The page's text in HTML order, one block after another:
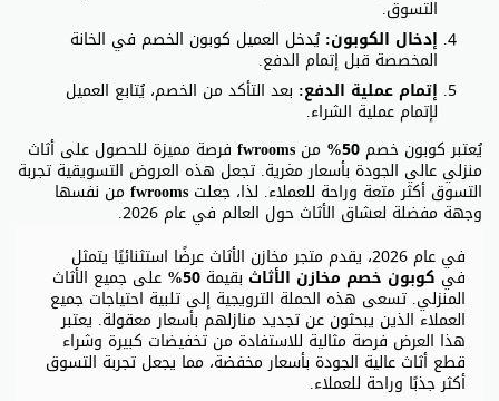
التسوق.
إدخال الكوبون: يُدخل العميل كوبون الخصم في الخانة
المخصصة قبل إتمام الدفع.
إتمام عملية الدفع: بعد التأكد من الخصم، يُتابع العميل
لإتمام عملية الشراء.
يُعتبر كوبون خصم50% من fwrooms فرصة مميزة للحصول على أثاث
منزلي عالي الجودة بأسعار مغرية. تجعل هذه العروض التسويقية تجربة
التسوق أكثر متعة وراحة للعملاء. لذا، جعلت fwroomsمن نفسها
وجهة مفضلة لعشاق الأثاث حول العالم في عام 2026.
في عام 2026، يقدم متجر مخازن الأثاث عرضًا استثنائيًا يتمثل
في كوبون خصم مخازن الأثاث بقيمة 50% على جميع الأثاث
المنزلي. تسعى هذه الحملة الترويجية إلى تلبية احتياجات جميع
العملاء الذين يبحثون عن تجديد منازلهم بأسعار معقولة. يعتبر
هذا العرض فرصة مثالية للاستفادة من تخفيضات كبيرة وشراء
قطع أثاث عالية الجودة بأسعار مخفضة، مما يجعل تجربة التسوق
أكثر جذبًا وراحة للعملاء.